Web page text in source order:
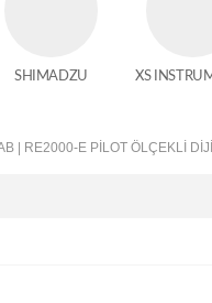
SHIMADZU XS
| RE2000-E PILOT ÖLÇEKLI